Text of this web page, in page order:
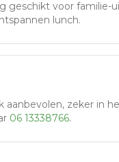
geschikt voor familie-
lunch.
aanbevolen, zeker in
06 13338766.